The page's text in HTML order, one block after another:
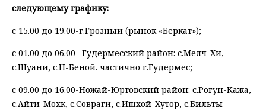
следующему графику:
с 15.00 до 19.00-г.Грозный (рынок «Беркат»);
с 01.00 до 06.00 –Гудермесский район: с.Мелч-Хи,
с.Шуани, с.Н-Беной. частично г.Гудермес;
с 09.00 до 16.00-Ножай-Юртовский район: с.Рогун-Кажа,
с.Айти-Мохк, с.Совраги, с.Ишхой-Хутор, с.Бильты